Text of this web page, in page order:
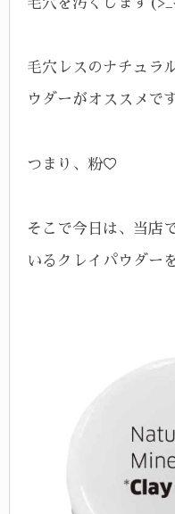
毛穴レスのナチュラ
ウダーがオススメで
つまり、粉♡
そこで今日は、当店
いるクレイパウダー